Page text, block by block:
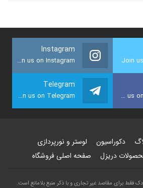
Join
Instagram
Join us on Instagram
Join us on Facebook
Telegram
Join us on Telegram
دکوراسیون
لوستر و نورپردازی
دریزل
صفحه اصلی فروشگاه
فقط برای مقاصد غیر تجاری و با ذکر منبع بلامانع است.